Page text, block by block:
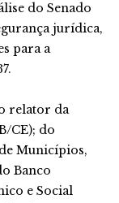
do Senado
jurídica,
para a
relator da
CE); do
Municípios,
Banco
e Social